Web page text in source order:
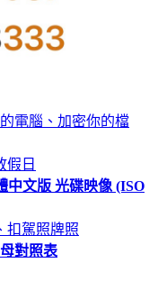
電腦、加密你的檔
假日
中文版 光碟映像 (ISO
扣駕照牌照
對照表